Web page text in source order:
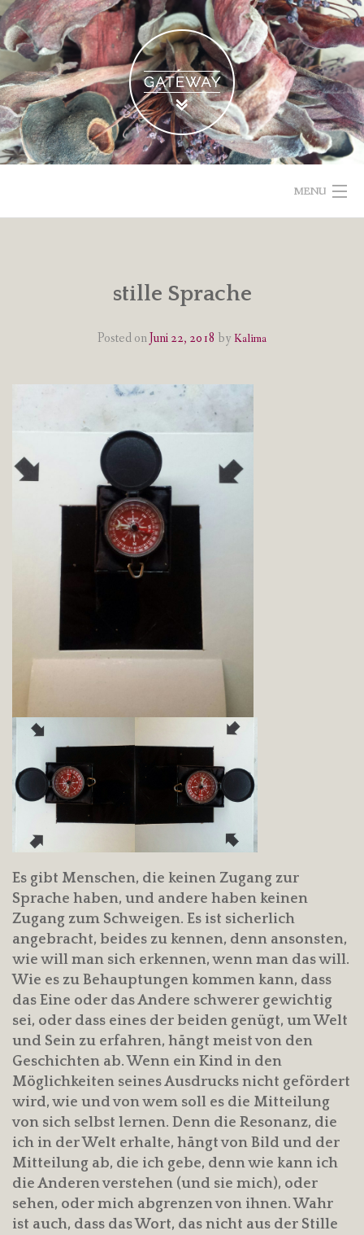
Skip
to
content
MENU
IMPRESSUM & DATENSCHUTZ
stille Sprache
Posted onJuni 22, 2018 by Kalima
Es gibt Menschen, die keinen Zugang zur
Sprache haben, und andere haben keinen
Zugang zum Schweigen. Es ist sicherlich
angebracht, beides zu kennen, denn ansonsten,
wie will man sich erkennen, wenn man das will.
Wie es zu Behauptungen kommen kann, dass
das Eine oder das Andere schwerer gewichtig
sei, oder dass eines der beiden genügt, um Welt
und Sein zu erfahren, hängt meist von den
Geschichten ab. Wenn ein Kind in den
Möglichkeiten seines Ausdrucks nicht gefördert
wird, wie und von wem soll es die Mitteilung
von sich selbst lernen. Denn die Resonanz, die
ich in der Welt erhalte, hängt von Bild und der
Mitteilung ab, die ich gebe, denn wie kann ich
die Anderen verstehen (und sie mich), oder
sehen, oder mich abgrenzen von ihnen. Wahr
ist auch, dass das Wort, das nicht aus der Stille